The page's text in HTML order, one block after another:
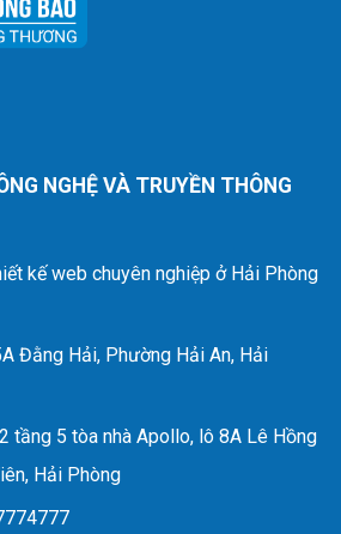
NGHỆ VÀ TRUYỀN THÔNG
kế web chuyên nghiệp ở Hải Phòng
Đằng Hải, Phường Hải An, Hải
tầng 5 tòa nhà Apollo, lô 8A Lê Hồng
Hải Phòng